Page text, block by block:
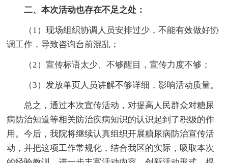
二、本次活动也存在不足之处：
（1）现场组织协调人员安排过少，不能有效做好协
调工作，导致咨询台前混乱；
（2）宣传标语太少、不够醒目，宣传力度不够；
（3）发放单页人员讲解不够详细，影响活动质量。
总之，通过本次宣传活动，对提高人民群众对糖尿
病防治知道等相关防治疾病知识的认识起到了积级的作
用。今后，我院将继续认真组织开展糖尿病防治宣传活
动，并把这项工作常规化，结合我区的实际，吸取本次